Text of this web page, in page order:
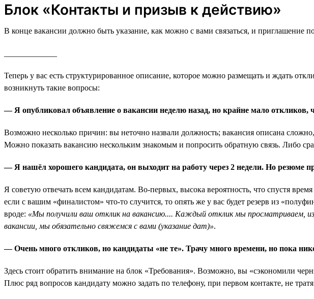
Блок «Контакты и призыв к действию»
В конце вакансии должно быть указание, как можно с вами связаться, и приглашение
Теперь у вас есть структурированное описание, которое можно размещать и ждать
возникнуть такие вопросы:
— Я опубликовал объявление о вакансии неделю назад, но крайне мало откликов,
Возможно несколько причин: вы неточно назвали должность; вакансия описана
Можно показать вакансию нескольким знакомым и попросить обратную связь. Либо
— Я нашёл хорошего кандидата, он выходит на работу через 2 недели. Но резюме
Я советую отвечать всем кандидатам. Во-первых, высока вероятность, что спустя
если с вашим «финалистом» что-то случится, то опять же у вас будет резерв из
вроде: «Мы получили ваш отклик на вакансию.... Каждый отклик мы просматриваем,
вакансии, мы обязательно свяжемся с вами (указание дат)».
— Очень много откликов, но кандидаты «не те». Трачу много времени, но пока
Здесь стоит обратить внимание на блок «Требования». Возможно, вы «сэкономили
Плюс ряд вопросов кандидату можно задать по телефону, при первом контакте, не